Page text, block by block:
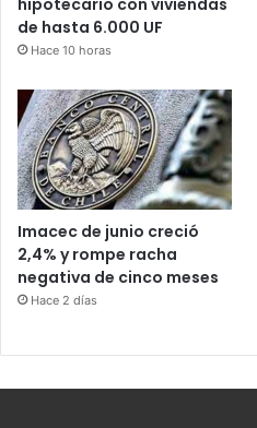
de hasta 6.000 UF
Hace 10 horas
Imacec de junio creció
2,4% y rompe racha
negativa de cinco meses
Hace 2 días